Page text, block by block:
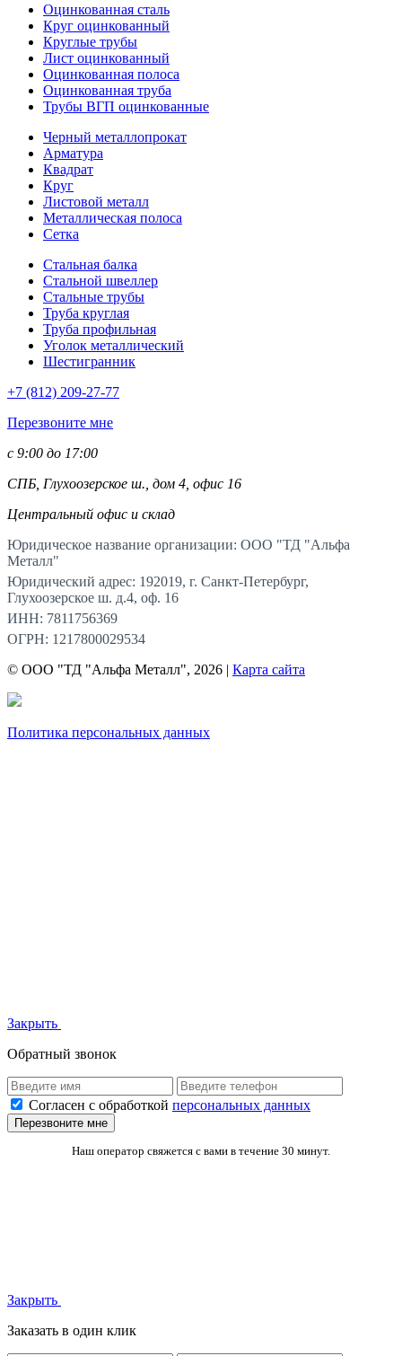
Оцинкованная сталь
Круг оцинкованный
Круглые трубы
Лист оцинкованный
Оцинкованная полоса
Оцинкованная труба
Трубы ВГП оцинкованные
Черный металлопрокат
Арматура
Квадрат
Круг
Листовой металл
Металлическая полоса
Сетка
Стальная балка
Стальной швеллер
Стальные трубы
Труба круглая
Труба профильная
Уголок металлический
Шестигранник
+7 (812) 209-27-77
Перезвоните мне
с 9:00 до 17:00
СПБ, Глухоозерское ш., дом 4, офис 16
Центральный офис и склад
Юридическое название организации: ООО "ТД "Альфа
Металл"
Юридический адрес: 192019, г. Санкт-Петербург,
Глухоозерское ш. д.4, оф. 16
ИНН: 7811756369
ОГРН: 1217800029534
© ООО "ТД "Альфа Металл", 2026 | Карта сайта
Политика персональных данных
Закрыть
Обратный звонок
Согласен с обработкой персональных данных
Перезвоните мне
Наш оператор свяжется с вами в течение 30 минут.
Закрыть
Заказать в один клик